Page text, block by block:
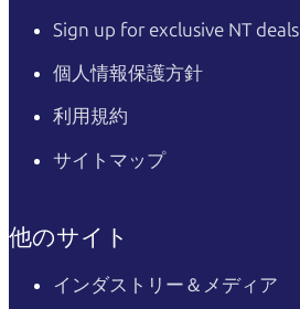
Sign up for exclusive NT deals
個人情報保護方針
利用規約
サイトマップ
他のサイト
インダストリー＆メディア